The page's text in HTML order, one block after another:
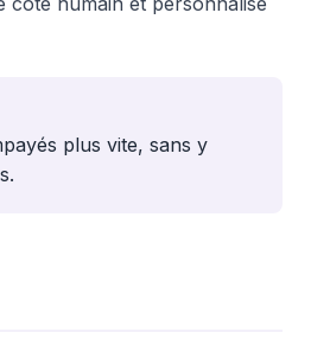
plus vite, sans y